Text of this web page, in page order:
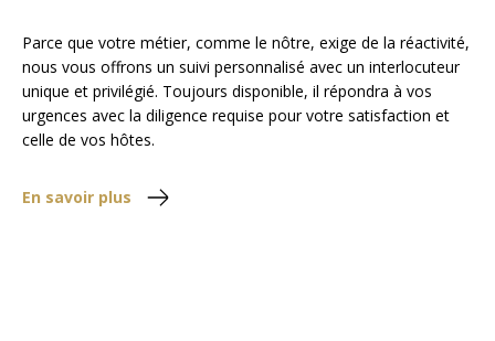
Parce que votre métier, comme le nôtre, exige de la réactivité,
nous vous offrons un suivi personnalisé avec un interlocuteur
unique et privilégié. Toujours disponible, il répondra à vos
urgences avec la diligence requise pour votre satisfaction et
celle de vos hôtes.
En savoir plus